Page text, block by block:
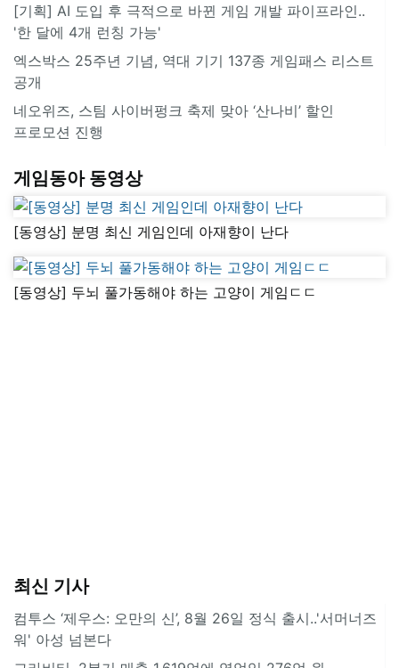
[기획] AI 도입 후 극적으로 바뀐 게임 개발 파이프라인..
'한 달에 4개 런칭 가능'
엑스박스 25주년 기념, 역대 기기 137종 게임패스 리스트
공개
네오위즈, 스팀 사이버펑크 축제 맞아 ‘산나비’ 할인
프로모션 진행
게임동아 동영상
[동영상] 분명 최신 게임인데 아재향이 난다
[동영상] 두뇌 풀가동해야 하는 고양이 게임ㄷㄷ
최신 기사
컴투스 ‘제우스: 오만의 신’, 8월 26일 정식 출시..'서머너즈
워' 아성 넘본다